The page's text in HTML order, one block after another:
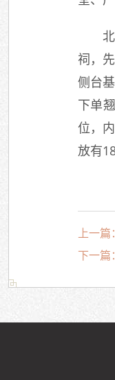
祠，
侧台
下单
位，
放有
上一篇：
下一篇：